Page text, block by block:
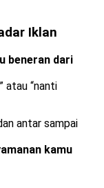
Iklan
beneran dari
atau “nanti
antar sampai
kamu